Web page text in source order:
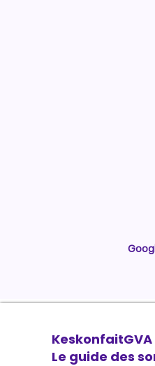
KeskonfaitGVA
Le guide des